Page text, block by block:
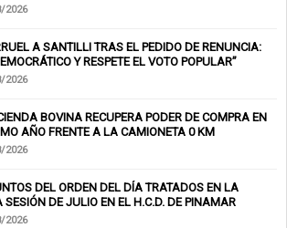
2026
A SANTILLI TRAS EL PEDIDO DE RENUNCIA:
Y RESPETE EL VOTO POPULAR”
2026
BOVINA RECUPERA PODER DE COMPRA EN
AÑO FRENTE A LA CAMIONETA 0 KM
2026
DEL ORDEN DEL DÍA TRATADOS EN LA
SESIÓN DE JULIO EN EL H.C.D. DE PINAMAR
2026